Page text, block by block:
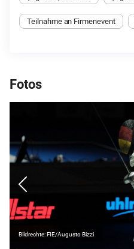
Teilnahme an Firmenevent
Fotos
Bildrechte: FIE/Augusto Bizzi